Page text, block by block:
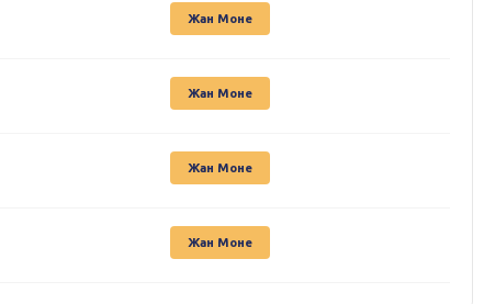
Жан Моне
Жан Моне
Жан Моне
Жан Моне